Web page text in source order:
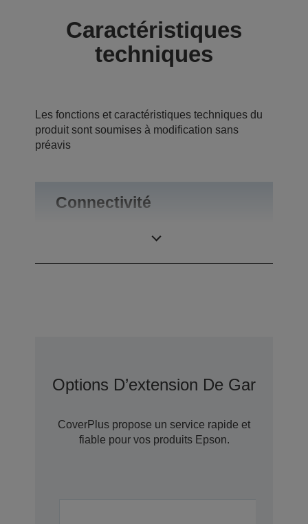
Caractéristiques
techniques
Les fonctions et caractéristiques techniques du
produit sont soumises à modification sans
préavis
Connectivité
Options D’extension De Garantie
CoverPlus propose un service rapide et
fiable pour vos produits Epson.